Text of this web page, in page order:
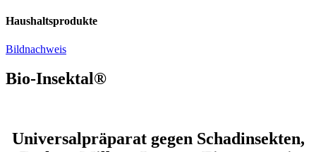
Haushaltsprodukte
Bildnachweis
Bio-Insektal®
Universalpräparat gegen Schadinsekten,